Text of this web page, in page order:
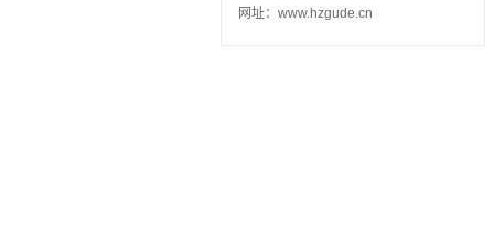
网址：www.hzgude.cn